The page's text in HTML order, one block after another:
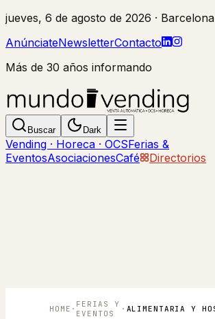
jueves, 6 de agosto de 2026 · Barcelona
AnúnciateNewsletterContacto
Más de 30 años informando
Buscar Dark
Vending · Horeca · OCSFerias &
EventosAsociacionesCafé Directorios
HOME · FERIAS Y
EVENTOS
·